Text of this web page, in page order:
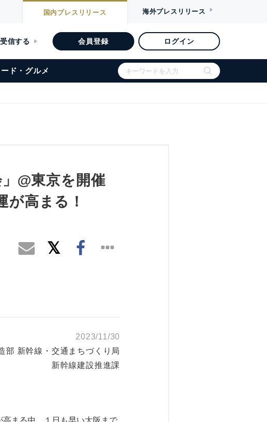
国内プレスリリース 海外プレスリリース
信する 会員登録 ログイン
ド・グルメ
@東京を開催
が高まる！
2023/11/30
部 新幹線・交通まちづくり局
新幹線建設推進課
まる中、１日も早い大阪まで